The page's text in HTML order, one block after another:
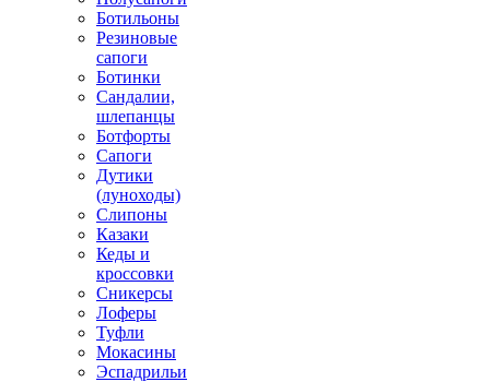
Ботильоны
Резиновые
сапоги
Ботинки
Сандалии,
шлепанцы
Ботфорты
Сапоги
Дутики
(луноходы)
Слипоны
Казаки
Кеды и
кроссовки
Сникерсы
Лоферы
Туфли
Мокасины
Эспадрильи